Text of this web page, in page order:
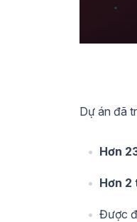
Dự án đã
Hơn
Hơn
Được